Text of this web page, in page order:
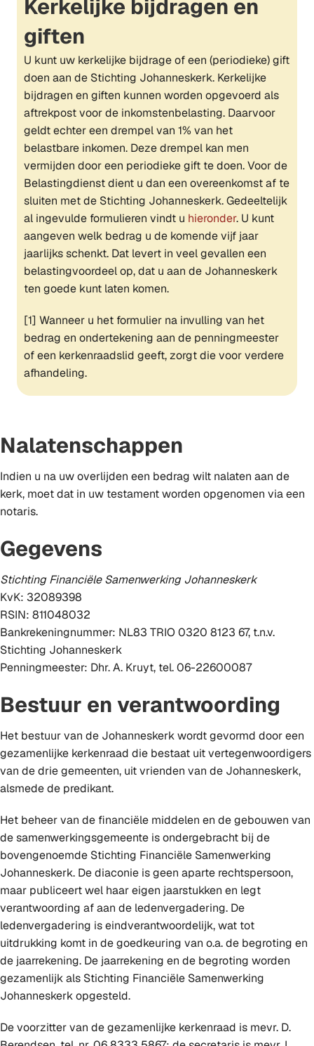
Kerkelijke bijdragen en
giften
U kunt uw kerkelijke bijdrage of een (periodieke) gift
doen aan de Stichting Johanneskerk. Kerkelijke
bijdragen en giften kunnen worden opgevoerd als
aftrekpost voor de inkomstenbelasting. Daarvoor
geldt echter een drempel van 1% van het
belastbare inkomen. Deze drempel kan men
vermijden door een periodieke gift te doen. Voor de
Belastingdienst dient u dan een overeenkomst af te
sluiten met de Stichting Johanneskerk. Gedeeltelijk
al ingevulde formulieren vindt u hieronder. U kunt
aangeven welk bedrag u de komende vijf jaar
jaarlijks schenkt. Dat levert in veel gevallen een
belastingvoordeel op, dat u aan de Johanneskerk
ten goede kunt laten komen.
[1] Wanneer u het formulier na invulling van het
bedrag en ondertekening aan de penningmeester
of een kerkenraadslid geeft, zorgt die voor verdere
afhandeling.
Nalatenschappen
Indien u na uw overlijden een bedrag wilt nalaten aan de
kerk, moet dat in uw testament worden opgenomen via een
notaris.
Gegevens
Stichting Financiële Samenwerking Johanneskerk
KvK: 32089398
RSIN: 811048032
Bankrekeningnummer: NL83 TRIO 0320 8123 67, t.n.v.
Stichting Johanneskerk
Penningmeester: Dhr. A. Kruyt, tel. 06-22600087
Bestuur en verantwoording
Het bestuur van de Johanneskerk wordt gevormd door een
gezamenlijke kerkenraad die bestaat uit vertegenwoordigers
van de drie gemeenten, uit vrienden van de Johanneskerk,
alsmede de predikant.
Het beheer van de financiële middelen en de gebouwen van
de samenwerkingsgemeente is ondergebracht bij de
bovengenoemde Stichting Financiële Samenwerking
Johanneskerk. De diaconie is geen aparte rechtspersoon,
maar publiceert wel haar eigen jaarstukken en legt
verantwoording af aan de ledenvergadering. De
ledenvergadering is eindverantwoordelijk, wat tot
uitdrukking komt in de goedkeuring van o.a. de begroting en
de jaarrekening. De jaarrekening en de begroting worden
gezamenlijk als Stichting Financiële Samenwerking
Johanneskerk opgesteld.
De voorzitter van de gezamenlijke kerkenraad is mevr. D.